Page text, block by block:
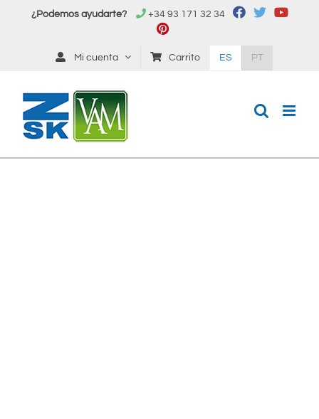
¿Podemos ayudarte? +34 93 171 32 34
Mi cuenta Carrito ES PT